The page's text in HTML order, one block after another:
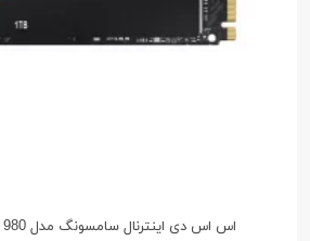
اس اس دی اینترنال سامسونگ مدل 980 ظرفیت 1 ترابایت